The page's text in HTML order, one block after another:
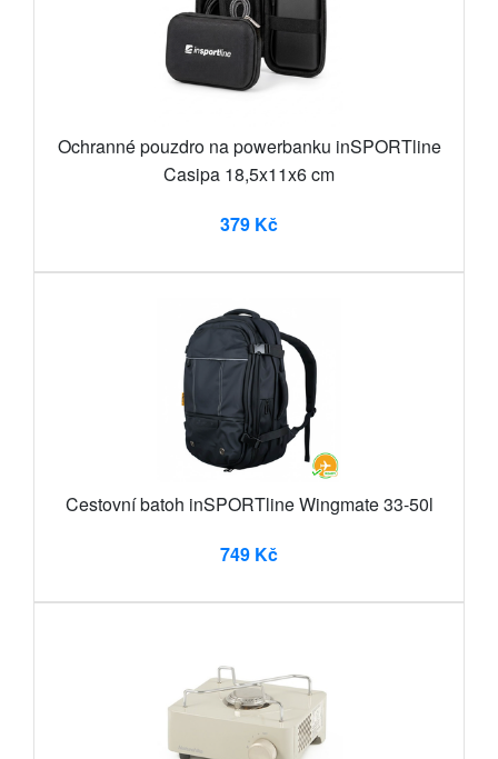
Ochranné pouzdro na powerbanku inSPORTline
Casipa 18,5x11x6 cm
379 Kč
Cestovní batoh inSPORTline Wingmate 33-50l
749 Kč